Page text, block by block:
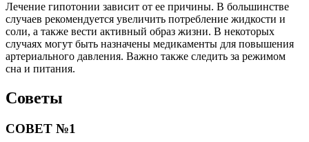
Лечение гипотонии зависит от ее причины. В большинстве
случаев рекомендуется увеличить потребление жидкости и
соли, а также вести активный образ жизни. В некоторых
случаях могут быть назначены медикаменты для повышения
артериального давления. Важно также следить за режимом
сна и питания.
Советы
СОВЕТ №1